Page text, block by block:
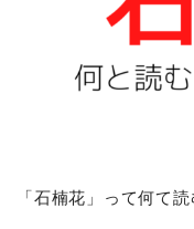
「石楠花」って何て